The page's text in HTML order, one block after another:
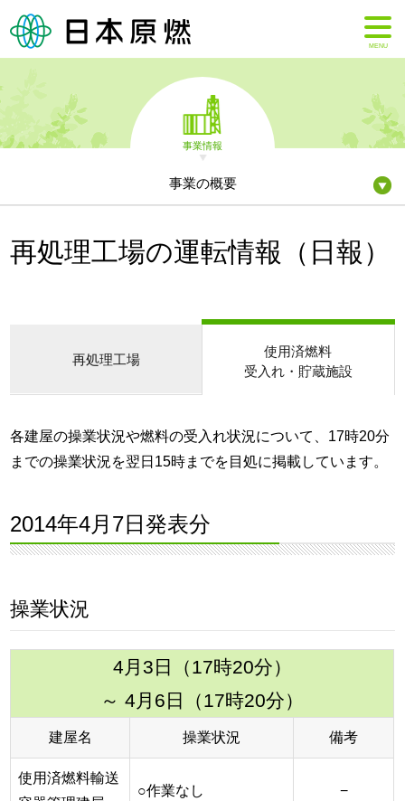
MENU
事業情報
事業の概要
再処理工場の運転情報（日報）
再処理工場
使用済燃料
受入れ・貯蔵施設
各建屋の操業状況や燃料の受入れ状況について、17時20分
までの操業状況を翌日15時までを目処に掲載しています。
2014年4月7日発表分
操業状況
4月3日（17時20分）
～ 4月6日（17時20分）
建屋名 操業状況 備考
使用済燃料輸送
○作業なし −